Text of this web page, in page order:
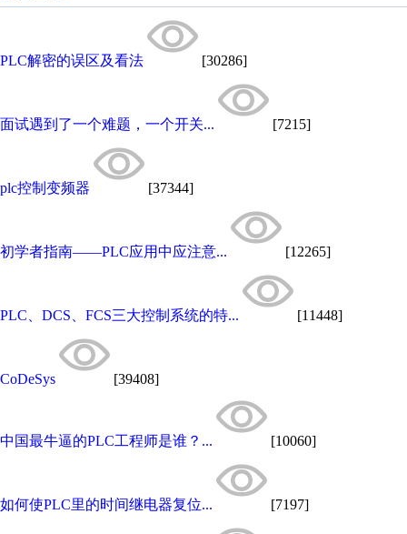
PLC解密的误区及看法 [30286]
面试遇到了一个难题，一个开关... [7215]
plc控制变频器 [37344]
初学者指南——PLC应用中应注意... [12265]
PLC、DCS、FCS三大控制系统的特... [11448]
CoDeSys [39408]
中国最牛逼的PLC工程师是谁？... [10060]
如何使PLC里的时间继电器复位... [7197]